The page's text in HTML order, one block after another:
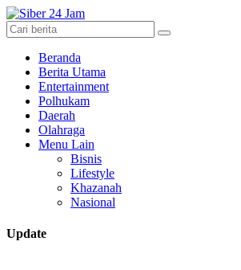
Beranda
Berita Utama
Entertainment
Polhukam
Daerah
Olahraga
Menu Lain
Bisnis
Lifestyle
Khazanah
Nasional
Update